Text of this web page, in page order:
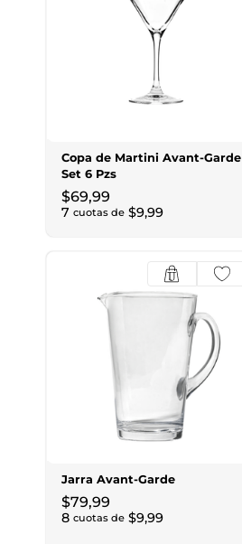
Copa de Martini Avant-Garde
Set 6 Pzs
$69,99
7 cuotas de $9,99
Jarra Avant-Garde
$79,99
8 cuotas de $9,99